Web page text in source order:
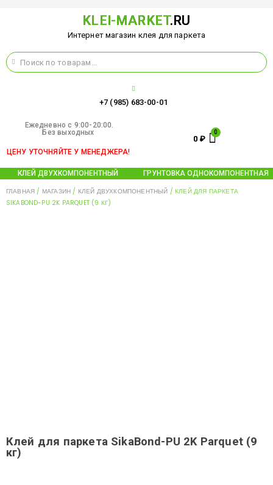
KLEI-MARKET.RU
Интернет магазин клея для паркета
+7 (985) 683-00-01
Ежедневно c 9:00-20:00.
Без выходных
ЦЕНУ УТОЧНЯЙТЕ У МЕНЕДЖЕРА!
0 ₽
КЛЕЙ ДВУХКОМПОНЕНТНЫЙ ГРУНТОВКА ОДНОКОМПОНЕНТНАЯ
ГЛАВНАЯ / МАГАЗИН / КЛЕЙ ДВУХКОМПОНЕНТНЫЙ / КЛЕЙ ДЛЯ ПАРКЕТА
SIKABOND-PU 2K PARQUET (9 КГ)
Клей для паркета SikaBond-PU 2K Parquet (9
кг)